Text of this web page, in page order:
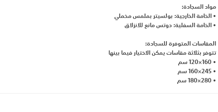
مواد السجادة:
• الخامة الخارجية: بولسيتر بملمس مخملي
• الخامة السفلية: دوتس مانع للانزلاق
المقاسات المتوفرة للسجادة:
تتوفر بثلاثة مقاسات يمكن الاختيار فيما بينها
• 160×120 سم
• 245×160 سم
• 280×180 سم